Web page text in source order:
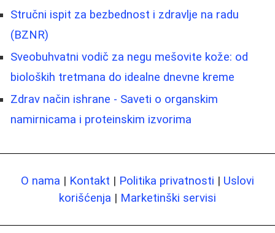
Stručni ispit za bezbednost i zdravlje na radu
(BZNR)
Sveobuhvatni vodič za negu mešovite kože: od
bioloških tretmana do idealne dnevne kreme
Zdrav način ishrane - Saveti o organskim
namirnicama i proteinskim izvorima
O nama | Kontakt | Politika privatnosti | Uslovi
korišćenja | Marketinški servisi